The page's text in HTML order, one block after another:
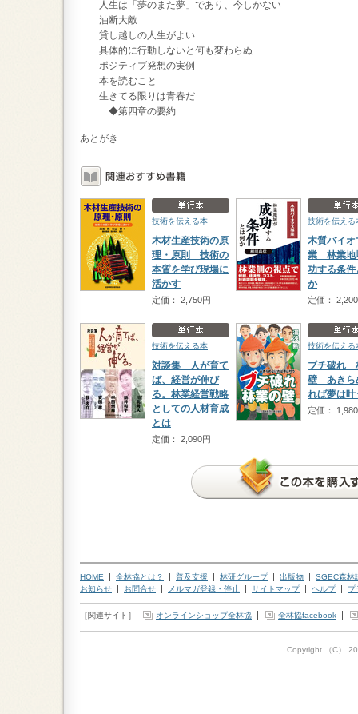
人生は「夢のまた夢」であり、今しかない
油断大敵
貸し越しの人生がよい
具体的に行動しないと何も変わらぬ
ポジティブ発想の実例
本を読むこと
生きてる限りは青春だ
◆第四章の要約
あとがき
技術を伝える本
木材生産技術の原
理・原則 技術の
本質を学び現場に
活かす
定価： 2,750円
技術を伝える
木質バイオ
業 林業地
功する条件
か
定価：
技術を伝える本
対談集 人が育て
ば、経営が伸び
る。林業経営戦略
としての人材育成
とは
定価： 2,090円
技術を伝える
ブチ破れ
壁 あきら
れば夢は叶
定価：
HOME 全林協とは？ 普及支援 林研グループ 出版物
SGEC森林
お知らせ
お問合せ メルマガ登録・停止 サイトマップ ヘルプ プ
［関連サイト］ オンラインショップ全林協 全林協facebook
Copyright （C）